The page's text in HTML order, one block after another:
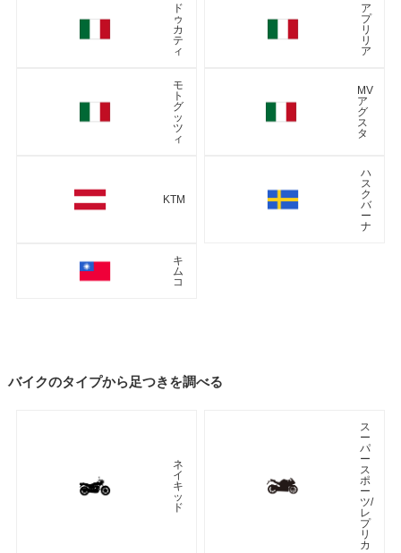
ド
ゥ
カ
テ
ィ
ア
プ
リ
リ
ア
モ
ト
グ
ッ
ツ
ィ
MV
ア
グ
ス
タ
KTM
ハ
ス
ク
バ
ー
ナ
キ
ム
コ
バイクのタイプから足つきを調べる
ネ
イ
キ
ッ
ド
ス
ー
パ
ー
ス
ポ
ー
ツ/
レ
プ
リ
カ